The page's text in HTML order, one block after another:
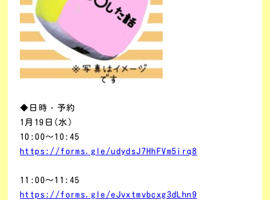
◆日時・予約
1月19日 (水 )
10:00～10:45
https://forms.gle/udydsJ7HhFVm5irq8
11:00～11:45
https://forms.gle/eJvxtmvbcxg3dLhn9